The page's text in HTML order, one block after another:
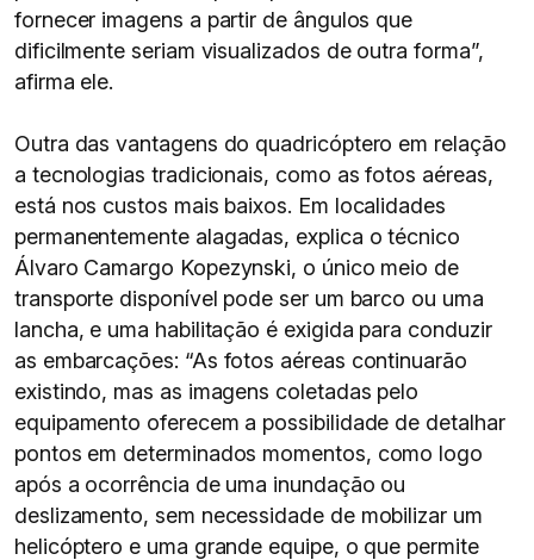
fornecer imagens a partir de ângulos que
dificilmente seriam visualizados de outra forma”,
afirma ele.
Outra das vantagens do quadricóptero em relação
a tecnologias tradicionais, como as fotos aéreas,
está nos custos mais baixos. Em localidades
permanentemente alagadas, explica o técnico
Álvaro Camargo Kopezynski, o único meio de
transporte disponível pode ser um barco ou uma
lancha, e uma habilitação é exigida para conduzir
as embarcações: “As fotos aéreas continuarão
existindo, mas as imagens coletadas pelo
equipamento oferecem a possibilidade de detalhar
pontos em determinados momentos, como logo
após a ocorrência de uma inundação ou
deslizamento, sem necessidade de mobilizar um
helicóptero e uma grande equipe, o que permite